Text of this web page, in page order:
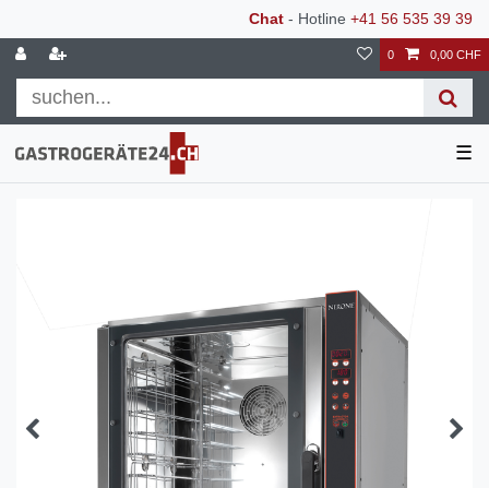
Chat - Hotline +41 56 535 39 39
0 0,00 CHF
☰